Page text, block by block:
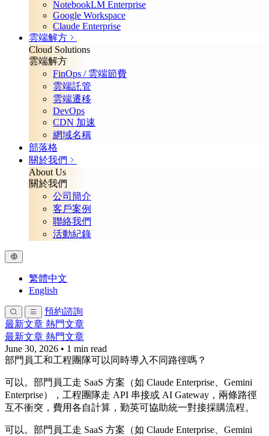
NotebookLM Enterprise
Google Workspace
Claude Enterprise
雲端解方
Cloud Solutions
雲端解方
FinOps / 雲端節費
雲端託管
雲端遷移
DevOps
CDN 加速
網域名稱
部落格
關於我們
About Us
關於我們
公司簡介
客戶案例
聯絡我們
活動紀錄
繁體中文
English
預約諮詢
最新文章 熱門文章
最新文章 熱門文章
June 30, 2026 • 1 min read
部門員工和工程團隊可以同時導入不同路徑嗎？
可以。部門員工走 SaaS 方案（如 Claude Enterprise、Gemini
Enterprise），工程團隊走 API 串接或 AI Gateway，兩條路徑
互不衝突，費用各自計算，勤英可協助統一對接採購流程。
可以。部門員工走 SaaS 方案（如 Claude Enterprise、Gemini